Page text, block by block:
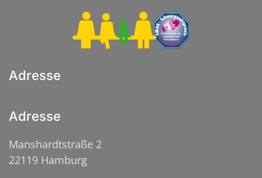
Adresse
Adresse
Manshardtstraße 2
22119 Hamburg